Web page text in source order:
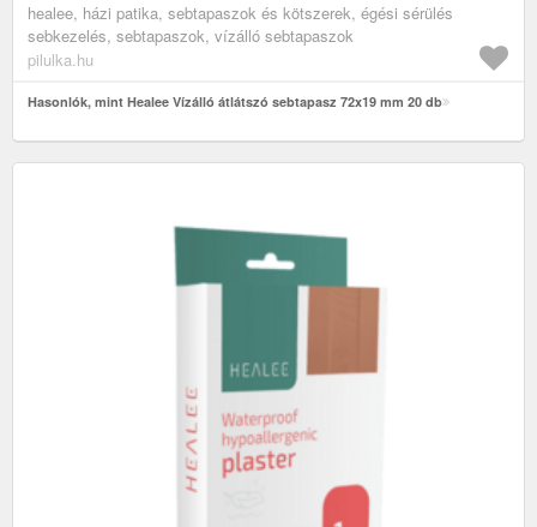
healee, házi patika, sebtapaszok és kötszerek, égési sérülés
sebkezelés, sebtapaszok, vízálló sebtapaszok
pilulka.hu
Hasonlók, mint Healee Vízálló átlátszó sebtapasz 72x19 mm 20 db